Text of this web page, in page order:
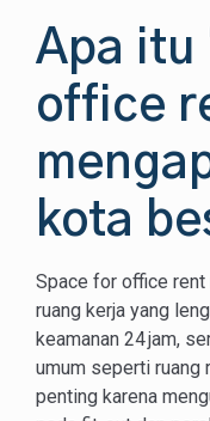
Apa itu
office
kota
Space for office rent
ruang kerja yang
keamanan 24 jam,
umum seperti ruang
penting karena